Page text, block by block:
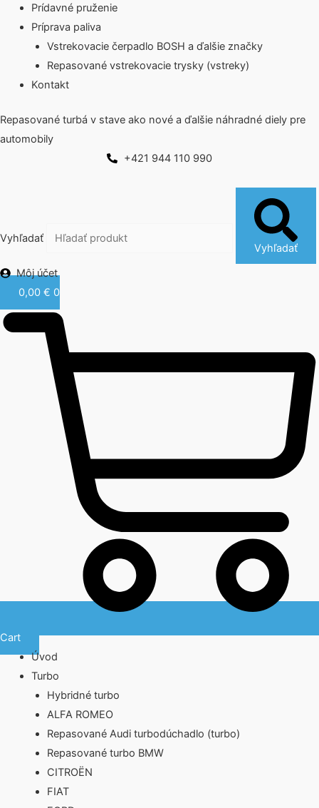
Prídavné pruženie
Príprava paliva
Vstrekovacie čerpadlo BOSH a ďalšie značky
Repasované vstrekovacie trysky (vstreky)
Kontakt
Repasované turbá v stave ako nové a ďalšie náhradné diely pre
automobily
+421 944 110 990
Vyhľadať
Vyhľadať
Môj účet
0,00 € 0
Cart
Úvod
Turbo
Hybridné turbo
ALFA ROMEO
Repasované Audi turbodúchadlo (turbo)
Repasované turbo BMW
CITROËN
FIAT